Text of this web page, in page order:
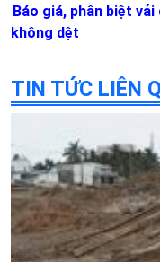
Báo giá, phân biệt
không dệt
TIN TỨC LIÊN